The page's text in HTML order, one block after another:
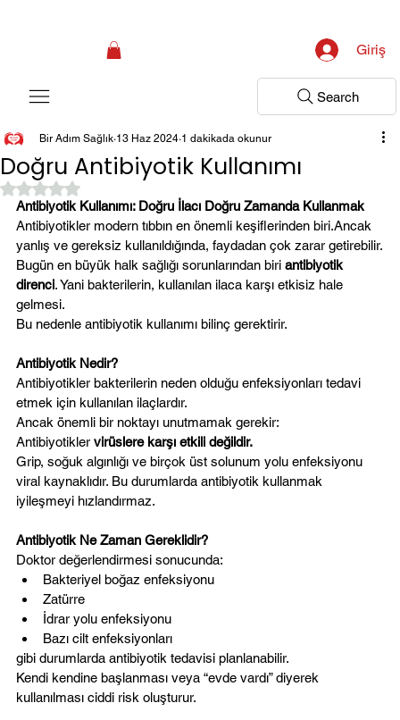
Giriş
Search
Doğru Antibiyotik Kullanımı
Bir Adım Sağlık 13 Haz 2024 1 dakikada okunur
5 üzerinden NaN yıldız
Antibiyotik Kullanımı: Doğru İlacı Doğru Zamanda Kullanmak
Antibiyotikler modern tıbbın en önemli keşiflerinden biri.Ancak
yanlış ve gereksiz kullanıldığında, faydadan çok zarar getirebilir.
Bugün en büyük halk sağlığı sorunlarından biri antibiyotik
direnci. Yani bakterilerin, kullanılan ilaca karşı etkisiz hale
gelmesi.
Bu nedenle antibiyotik kullanımı bilinç gerektirir.
Antibiyotik Nedir?
Antibiyotikler bakterilerin neden olduğu enfeksiyonları tedavi
etmek için kullanılan ilaçlardır.
Ancak önemli bir noktayı unutmamak gerekir:
Antibiyotikler virüslere karşı etkili değildir.
Grip, soğuk algınlığı ve birçok üst solunum yolu enfeksiyonu
viral kaynaklıdır. Bu durumlarda antibiyotik kullanmak
iyileşmeyi hızlandırmaz.
Antibiyotik Ne Zaman Gereklidir?
Doktor değerlendirmesi sonucunda:
Bakteriyel boğaz enfeksiyonu
Zatürre
İdrar yolu enfeksiyonu
Bazı cilt enfeksiyonları
gibi durumlarda antibiyotik tedavisi planlanabilir.
Kendi kendine başlanması veya “evde vardı” diyerek
kullanılması ciddi risk oluşturur.